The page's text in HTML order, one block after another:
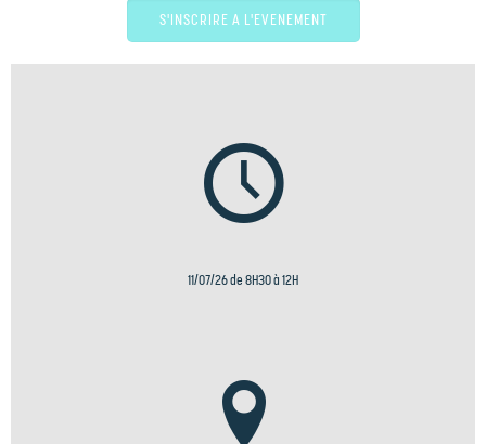
S'INSCRIRE A L'EVENEMENT
11/07/26 de 8H30 à 12H